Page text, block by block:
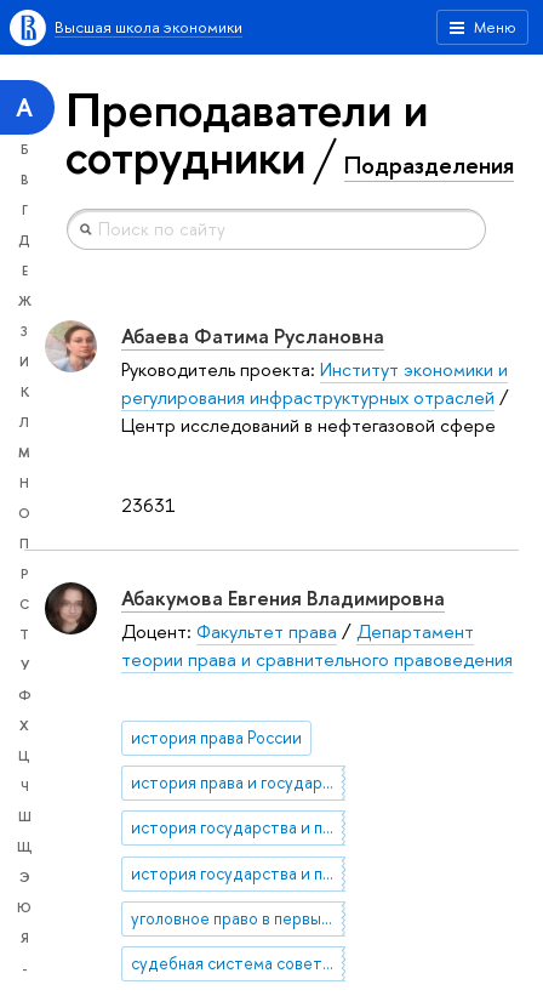
Меню
Высшая школа экономики
А
Б
В
Г
Д
Е
Ж
З
И
К
Л
М
Н
О
П
Р
С
Т
У
Ф
Х
Ц
Ч
Ш
Щ
Э
Ю
Я
-
Преподаватели и
сотрудники Подразделения
23631
Абаева Фатима Руслановна
Руководитель проекта: Институт экономики и
регулирования инфраструктурных отраслей /
Центр исследований в нефтегазовой сфере
Абакумова Евгения Владимировна
Доцент: Факультет права /Департамент
теории права и сравнительного правоведения
история права России
история права и государства России
история государства и права советской России
история государства и права позднеимперской России
уголовное право в первые годы советской власти
судебная система советской России